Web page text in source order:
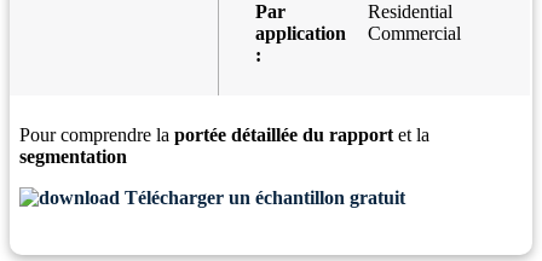
Par
application
:
Residential
Commercial
Pour comprendre la portée détaillée du rapport et la
segmentation
Télécharger un échantillon gratuit